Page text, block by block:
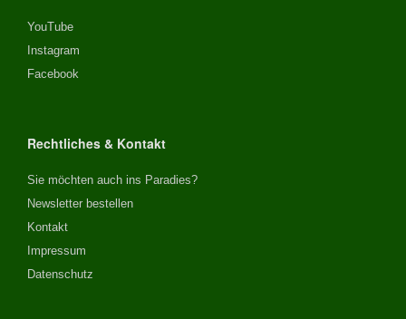
YouTube
Instagram
Facebook
Rechtliches & Kontakt
Sie möchten auch ins Paradies?
Newsletter bestellen
Kontakt
Impressum
Datenschutz